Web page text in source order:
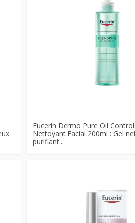
Eucerin Dermo Pure Oil
Nettoyant Facial 200ml : Gel
purifiant...